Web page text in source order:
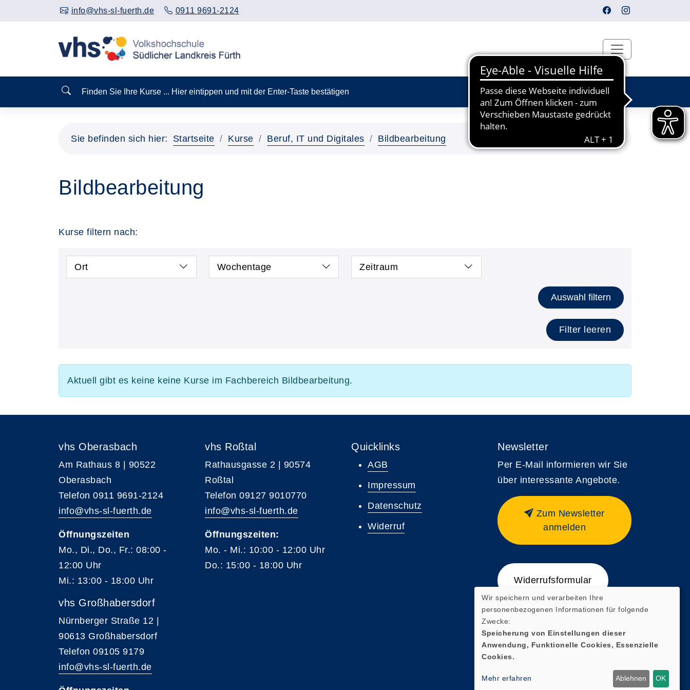
info@vhs-sl-fuerth.de 0911 9691-2124
Finden Sie Ihre Kurse ... Hier eintippen und mit der Enter-Taste bestätigen
Sie befinden sich hier: Startseite Kurse Beruf, IT und Digitales Bildbearbeitung
Bildbearbeitung
Kurse filtern nach:
Ort Wochentage Zeitraum
Auswahl filtern
Filter leeren
Aktuell gibt es keine keine Kurse im Fachbereich Bildbearbeitung.
vhs Oberasbach
Am Rathaus 8 | 90522
Oberasbach
Telefon 0911 9691-2124
info@vhs-sl-fuerth.de
Öffnungszeiten
Mo., Di., Do., Fr.: 08:00 -
12:00 Uhr
Mi.: 13:00 - 18:00 Uhr
vhs Großhabersdorf
Nürnberger Straße 12 |
90613 Großhabersdorf
Telefon 09105 9179
info@vhs-sl-fuerth.de
vhs Roßtal
Rathausgasse 2 | 90574
Roßtal
Telefon 09127 9010770
info@vhs-sl-fuerth.de
Öffnungszeiten:
Mo. - Mi.: 10:00 - 12:00 Uhr
Do.: 15:00 - 18:00 Uhr
Quicklinks
AGB
Impressum
Datenschutz
Widerruf
Newsletter
Per E-Mail informieren wir Sie
über interessante Angebote.
Zum Newsletter
anmelden
Widerrufsformular
Wir speichern und verarbeiten Ihre
personenbezogenen Informationen für folgende
Zwecke:
Speicherung von Einstellungen dieser
Anwendung, Funktionelle Cookies, Essenzielle
Cookies.
Mehr erfahren Ablehnen OK